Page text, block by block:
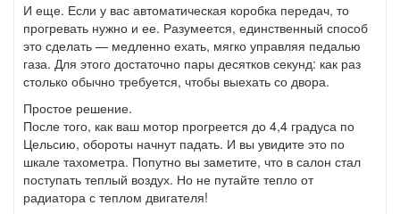
И еще. Если у вас автоматическая коробка передач, то
прогревать нужно и ее. Разумеется, единственный способ
это сделать — медленно ехать, мягко управляя педалью
газа. Для этого достаточно пары десятков секунд: как раз
столько обычно требуется, чтобы выехать со двора.
Простое решение.
После того, как ваш мотор прогреется до 4,4 градуса по
Цельсию, обороты начнут падать. И вы увидите это по
шкале тахометра. Попутно вы заметите, что в салон стал
поступать теплый воздух. Но не путайте тепло от
радиатора с теплом двигателя!